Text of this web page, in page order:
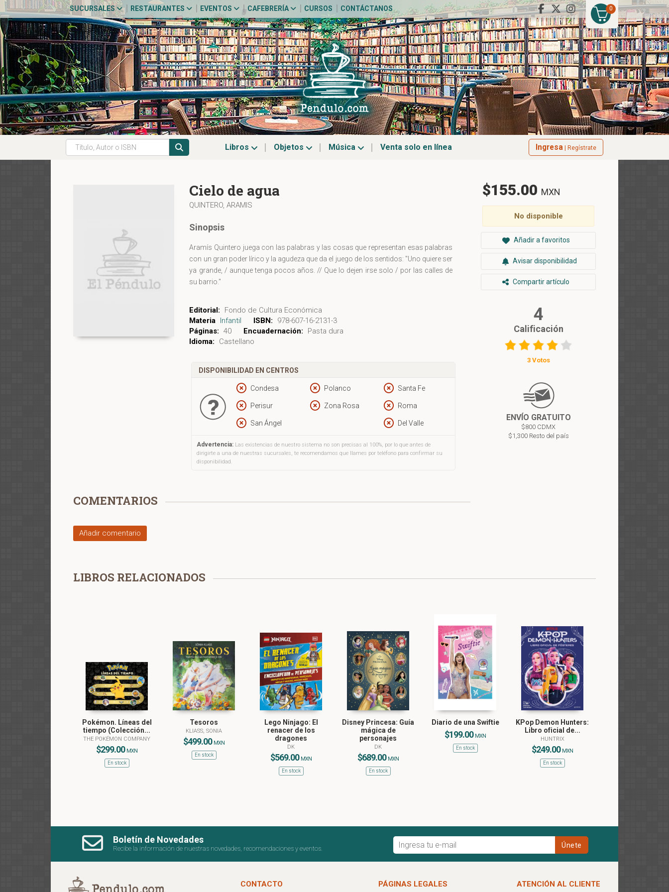
0
SUCURSALES RESTAURANTES EVENTOS CAFEBRERÍA CURSOS CONTÁCTANOS
Libros Objetos Música Venta solo en línea Ingresa | Regístrate
Cielo de agua
QUINTERO, ARAMIS
Sinopsis
Aramís Quintero juega con las palabras y las cosas que representan esas palabras
con un gran poder lírico y la agudeza que da el juego de los sentidos: "Uno quiere ser
ya grande, / aunque tenga pocos años. // Que lo dejen irse solo / por las calles de
su barrio."
Editorial:
Fondo de Cultura Económica
Materia Infantil ISBN:
978-607-16-2131-3
Páginas: 40 Encuadernación:
Pasta dura
Idioma:
Castellano
DISPONIBILIDAD EN CENTROS
Condesa Polanco Santa Fe
Perisur Zona Rosa Roma
San Ángel Del Valle
Advertencia: Las existencias de nuestro sistema no son precisas al 100%, por lo que antes de
dirigirte a una de nuestras sucursales, te recomendamos que llames por teléfono para confirmar su
disponibilidad.
COMENTARIOS
Añadir comentario
$155.00 MXN
No disponible
Añadir a favoritos
Avisar disponibilidad
Compartir artículo
4
Calificación
3 Votos
ENVÍO GRATUITO
$800 CDMX
$1,300 Resto del país
LIBROS RELACIONADOS
Pokémon. Líneas del
tiempo (Colección...
THE POKÉMON COMPANY
$299.00 MXN
En stock
Tesoros
KLIASS, SONIA
$499.00 MXN
En stock
Lego Ninjago: El
renacer de los
dragones
DK
$569.00 MXN
En stock
Disney Princesa: Guía
mágica de
personajes
DK
$689.00 MXN
En stock
Diario de una Swiftie
$199.00 MXN
En stock
KPop Demon Hunters:
Libro oficial de...
HUNTRIX
$249.00 MXN
En stock
Boletín de Novedades
Recibe la información de nuestras novedades, recomendaciones y eventos.
CONTACTO PÁGINAS LEGALES ATENCIÓN AL CLIENTE